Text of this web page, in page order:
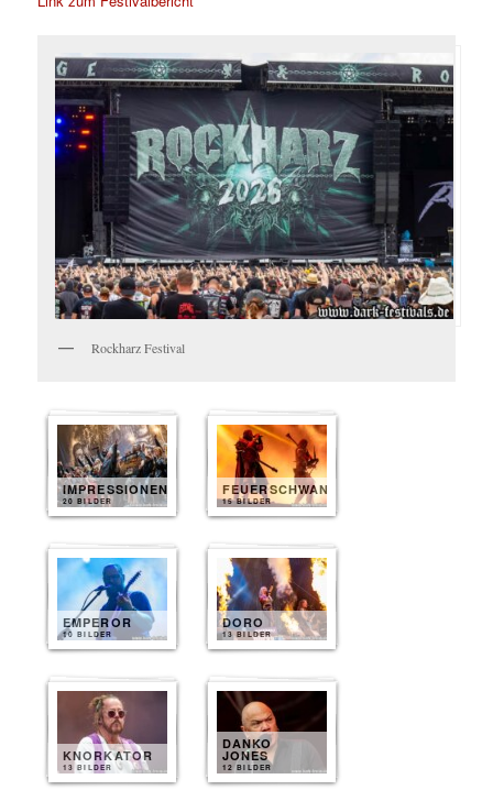
Rockharz Festival
IMPRESSIONEN
20 BILDER
FEUERSCHWANZ
15 BILDER
EMPEROR
10 BILDER
DORO
13 BILDER
KNORKATOR
13 BILDER
DANKO
JONES
12 BILDER